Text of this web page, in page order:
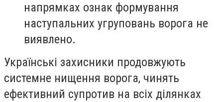
напрямках ознак формування
наступальних угруповань ворога не
виявлено.
Українські захисники продовжують
системне нищення ворога, чинять
ефективний супротив на всіх ділянках